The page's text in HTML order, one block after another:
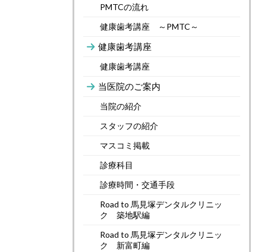
PMTCの流れ
健康歯考講座 ～PMTC～
健康歯考講座
健康歯考講座
当医院のご案内
当院の紹介
スタッフの紹介
マスコミ掲載
診療科目
診療時間・交通手段
Road to 馬見塚デンタルクリニッ
ク 築地駅編
Road to 馬見塚デンタルクリニッ
ク 新富町編